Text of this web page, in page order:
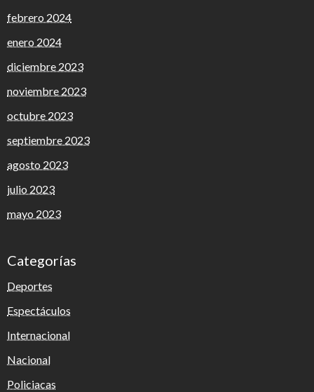
febrero 2024
enero 2024
diciembre 2023
noviembre 2023
octubre 2023
septiembre 2023
agosto 2023
julio 2023
mayo 2023
Categorías
Deportes
Espectáculos
Internacional
Nacional
Policiacas